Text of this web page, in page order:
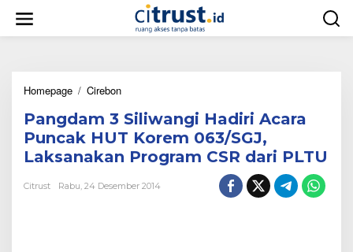
w
Homepage / Cirebon
n
g
d
a
3
Pangdam 3 Siliwangi Hadiri Acara
Puncak HUT Korem 063/SGJ,
Laksanakan Program CSR dari PLTU
Citrust Rabu, 24 Desember 2014